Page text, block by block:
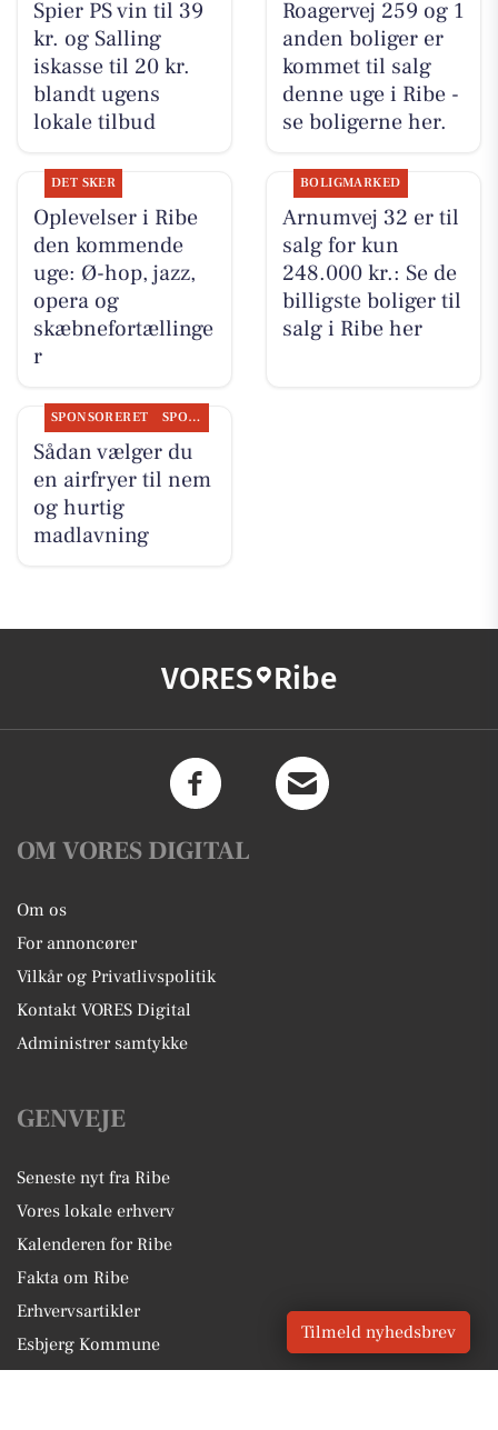
Spier PS vin til 39
kr. og Salling
iskasse til 20 kr.
blandt ugens
lokale tilbud
Roagervej 259 og 1
anden boliger er
kommet til salg
denne uge i Ribe -
se boligerne her.
DET SKER
Oplevelser i Ribe
den kommende
uge: Ø-hop, jazz,
opera og
skæbnefortællinge
r
BOLIGMARKED
Arnumvej 32 er til
salg for kun
248.000 kr.: Se de
billigste boliger til
salg i Ribe her
SPONSORERET SPONSORERET INDHOLD
Sådan vælger du
en airfryer til nem
og hurtig
madlavning
VORES Ribe
OM VORES DIGITAL
Om os
For annoncører
Vilkår og Privatlivspolitik
Kontakt VORES Digital
Administrer samtykke
GENVEJE
Seneste nyt fra Ribe
Vores lokale erhverv
Kalenderen for Ribe
Fakta om Ribe
Erhvervsartikler
Esbjerg Kommune
Tilmeld nyhedsbrev